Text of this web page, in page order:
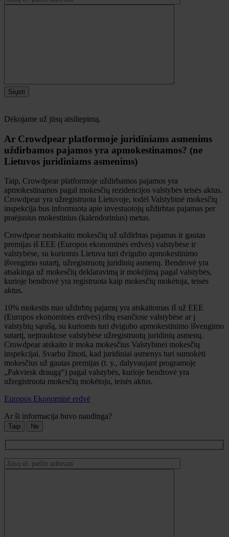
Siųsti
Dėkojame už jūsų atsiliepimą.
Ar Crowdpear platformoje juridiniams asmenims
uždirbamos pajamos yra apmokestinamos? (ne
Lietuvos juridiniams asmenims)
Taip, Crowdpear platformoje uždirbamos pajamos yra
apmokestinamos pagal mokesčių rezidencijos valstybės teisės aktus.
Crowdpear yra užregistruota Lietuvoje, todėl Valstybinė mokesčių
inspekcija bus informuota apie investuotojų uždirbtas pajamas per
praėjusius mokestinius (kalendorinius) metus.
Crowdpear neatskaito mokesčių už uždirbtas pajamas ir gautas
premijas iš EEE (Europos ekonominės erdvės) valstybėse ir
valstybėse, su kuriomis Lietuva turi dvigubo apmokestinimo
išvengimo sutartį, užregistruotų juridinių asmenų. Bendrovė yra
atsakinga už mokesčių deklaravimą ir mokėjimą pagal valstybės,
kurioje bendrovė yra registruota kaip mokesčių mokėtoja, teisės
aktus.
10% mokestis nuo uždirbtų pajamų yra atskaitomas iš už EEE
(Europos ekonominės erdvės) ribų esančiose valstybėse ar į
valstybių sąrašą, su kuriomis turi dvigubo apmokestinimo išvengimo
sutartį, neįtrauktose valstybėse užregistruotų juridinių asmenų.
Crowdpear atskaito ir moka mokesčius Valstybinei mokesčių
inspekcijai. Svarbu žinoti, kad juridiniai asmenys turi sumokėti
mokesčius už gautas premijas (t. y., dalyvaujant programoje
„Pakviesk draugą“) pagal valstybės, kurioje bendrovė yra
užregistruota mokesčių mokėtoju, teisės aktus.
Europos Ekonominė erdvė
Ar ši informacija buvo naudinga?
Taip Ne